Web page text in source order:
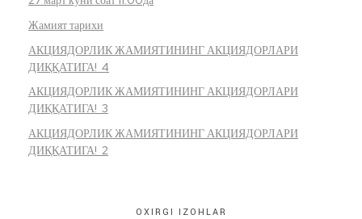
Жамият тарихи
АКЦИЯДОРЛИК ЖАМИЯТИНИНГ АКЦИЯДОРЛАРИ
ДИҚҚАТИГА! 4
АКЦИЯДОРЛИК ЖАМИЯТИНИНГ АКЦИЯДОРЛАРИ
ДИҚҚАТИГА! 3
АКЦИЯДОРЛИК ЖАМИЯТИНИНГ АКЦИЯДОРЛАРИ
ДИҚҚАТИГА! 2
OXIRGI IZOHLAR